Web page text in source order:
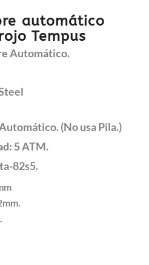
automático
Tempus
Automático.
(No usa Pila.)
5 ATM.
82s5.